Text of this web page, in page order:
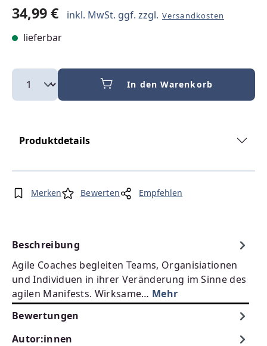
34,99 € inkl. MwSt. ggf. zzgl. Versandkosten
lieferbar
In den Warenkorb
Produktdetails
Merken Bewerten Empfehlen
Beschreibung
Agile Coaches begleiten Teams, Organisiationen
und Individuen in ihrer Veränderung im Sinne des
agilen Manifests. Wirksame… Mehr
Bewertungen
Autor:innen